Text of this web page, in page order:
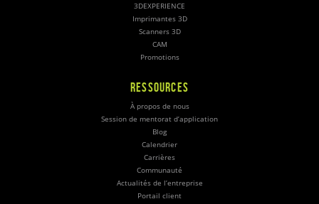
3DEXPERIENCE
Imprimantes 3D
Scanners 3D
CAM
Promotions
RESSOURCES
À propos de nous
Session de mentorat d’application
Blog
Calendrier
Carrières
Communauté
Actualités de l’entreprise
Portail client